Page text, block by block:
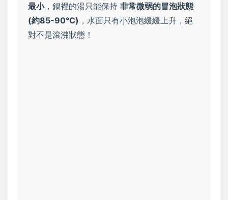
最小，鍋裡的湯只能保持 非常微弱的冒泡狀態
(約85-90°C) ，水面只有小泡泡緩緩上升，絕
對不是滾沸狀態！